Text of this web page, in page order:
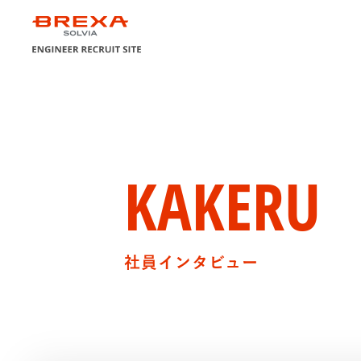
オンライン採用説明会
KAKERU
社員インタビュー